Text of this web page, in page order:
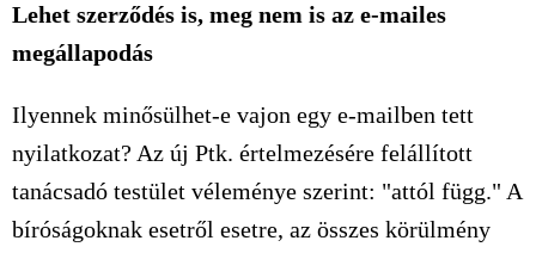
Lehet szerződés is, meg nem is az e-mailes
megállapodás
Ilyennek minősülhet-e vajon egy e-mailben tett
nyilatkozat? Az új Ptk. értelmezésére felállított
tanácsadó testület véleménye szerint: "attól függ." A
bíróságoknak esetről esetre, az összes körülmény